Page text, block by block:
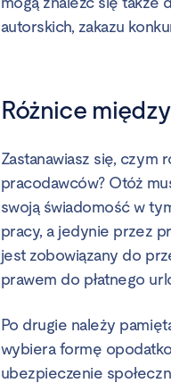
autorskich, zakazu
Różnice
Zastanawiasz się,
pracodawców? Otóż
swoją świadomość w
pracy, a jedynie przez
jest zobowiązany do
prawem do płatnego
Po drugie należy
wybiera formę
ubezpieczenie